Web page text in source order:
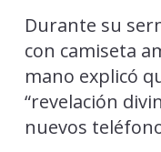
Durante su
con camiseta
mano explicó
“revelación
nuevos